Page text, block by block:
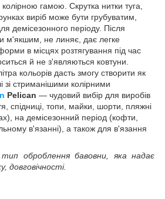
гамою. Скрутка нитки туга,
виріб може бути грубуватим,
демісезонного періоду. Після
м'якшим, не линяє, дає легке
в місцях розтягування під час
й не з'являються ковтуни.
кольорів дасть змогу створити як
зі стриманішими колірними
Pelican — чудовий вибір для виробів
спідниці, топи, майки, шорти, пляжні
на демісезонний період (кофти,
в'язанні), а також для в'язання
оброблення бавовни, яка надає
довговічності.